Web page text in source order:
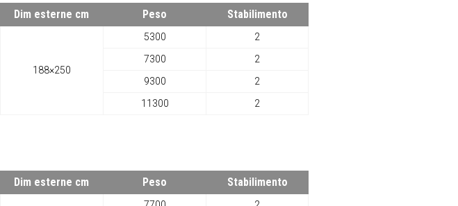
Dim esterne cm Peso Stabilimento
188×250
5300
2
7300
2
9300
2
11300 2
Dim esterne cm Peso Stabilimento